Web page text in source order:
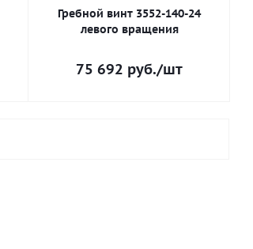
Гребной винт 3552-140-24
левого вращения
75 692 руб./шт